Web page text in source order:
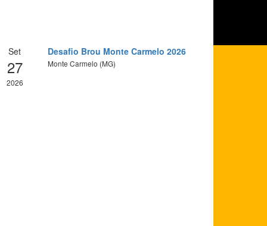
Set
27
2026
Desafio Brou Monte Carmelo 2026
Monte Carmelo (MG)